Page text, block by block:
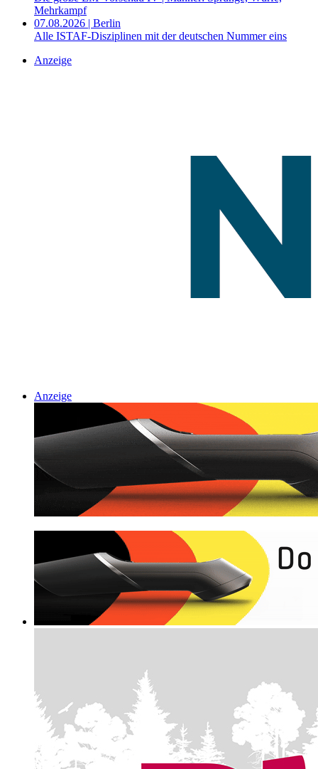
Mehrkampf
07.08.2026 | Berlin
Alle ISTAF-Disziplinen mit der deutschen Nummer eins
Anzeige
Anzeige